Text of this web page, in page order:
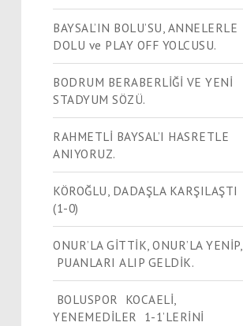
BAYSAL’IN BOLU’SU, ANNELERLE
DOLU ve PLAY OFF YOLCUSU.
BODRUM BERABERLİĞİ VE YENİ
STADYUM SÖZÜ.
RAHMETLİ BAYSAL’I HASRETLE
ANIYORUZ.
KÖROĞLU, DADAŞLA KARŞILAŞTI
(1-0)
ONUR’LA GİTTİK, ONUR’LA YENİP,
PUANLARI ALIP GELDİK.
BOLUSPOR KOCAELİ,
YENEMEDİLER 1-1’LERİNİ